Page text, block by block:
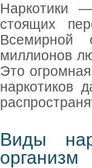
Наркотики
стоящих
Всемирной
миллионов
Это
наркотиков
Виды
организм